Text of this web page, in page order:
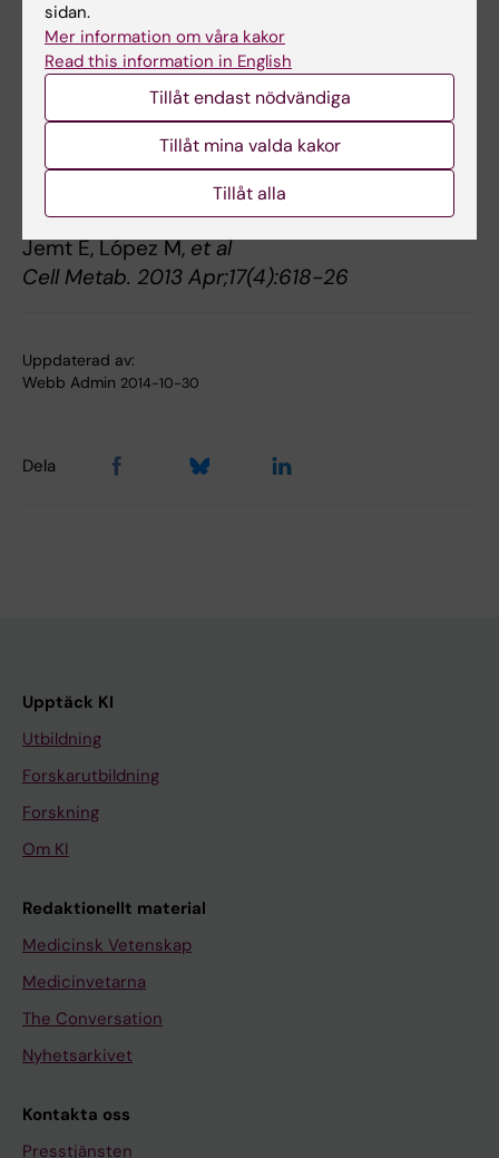
Publikation
MTERF1 binds mtDNA to prevent
transcriptional interference at the light-strand
promoter but is dispensable for rRNA gene
transcription regulation.
Terzioglu M, Ruzzenente B, Harmel J, Mourier A,
Jemt E, López M,et al
Cell Metab. 2013 Apr;17(4):618-26
Uppdaterad av:
Webb Admin 2014-10-30
Dela
Upptäck KI
Utbildning
Forskarutbildning
Forskning
Om KI
Redaktionellt material
Medicinsk Vetenskap
Medicinvetarna
The Conversation
Nyhetsarkivet
Kontakta oss
Presstjänsten
sidan.
Mer information om våra kakor
Read this information in English
Tillåt endast nödvändiga
Tillåt mina valda kakor
Tillåt alla